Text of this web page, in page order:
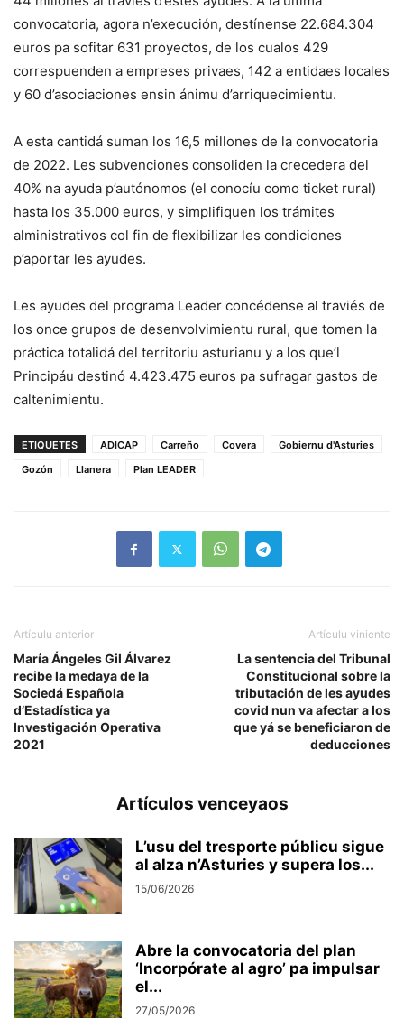
convocatoria, agora n’execución, destínense 22.684.304
euros pa sofitar 631 proyectos, de los cualos 429
correspuenden a empreses privaes, 142 a entidaes locales
y 60 d’asociaciones ensin ánimu d’arriquecimientu.
A esta cantidá suman los 16,5 millones de la convocatoria
de 2022. Les subvenciones consoliden la crecedera del
40% na ayuda p’autónomos (el conocíu como ticket rural)
hasta los 35.000 euros, y simplifiquen los trámites
alministrativos col fin de flexibilizar les condiciones
p’aportar les ayudes.
Les ayudes del programa Leader concédense al traviés de
los once grupos de desenvolvimientu rural, que tomen la
práctica totalidá del territoriu asturianu y a los que’l
Principáu destinó 4.423.475 euros pa sufragar gastos de
caltenimientu.
ETIQUETES ADICAP Carreño Covera
Gobiernu d'Asturies
Gozón
Llanera Plan LEADER
Artículu anterior
María Ángeles Gil Álvarez
recibe la medaya de la
Sociedá Española
d’Estadística ya
Investigación Operativa
2021
Artículu viniente
La sentencia del Tribunal
Constitucional sobre la
tributación de les ayudes
covid nun va afectar a los
que yá se beneficiaron de
deducciones
Artículos venceyaos
L’usu del tresporte públicu sigue
al alza n’Asturies y supera los...
15/06/2026
Abre la convocatoria del plan
‘Incorpórate al agro’ pa impulsar
el...
27/05/2026